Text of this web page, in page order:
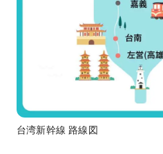
台湾新幹線 路線図